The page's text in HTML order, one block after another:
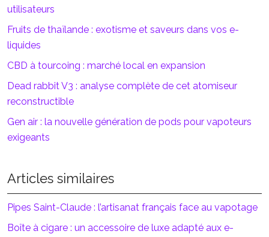
utilisateurs
Fruits de thaïlande : exotisme et saveurs dans vos e-
liquides
CBD à tourcoing : marché local en expansion
Dead rabbit V3 : analyse complète de cet atomiseur
reconstructible
Gen air : la nouvelle génération de pods pour vapoteurs
exigeants
Articles similaires
Pipes Saint-Claude : l’artisanat français face au vapotage
Boîte à cigare : un accessoire de luxe adapté aux e-